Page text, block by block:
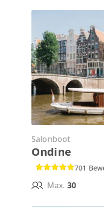
Salonboot
Ondine
701
Max. 30